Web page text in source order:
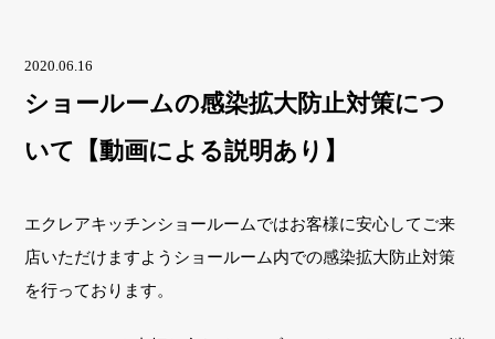
2020.06.16
ショールームの感染拡大防止対策につ
いて【動画による説明あり】
エクレアキッチンショールームではお客様に安心してご来
店いただけますようショールーム内での感染拡大防止対策
を行っております。